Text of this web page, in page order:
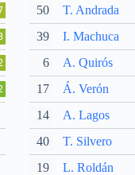
50 T. Andrada
39 I. Machuca
6 A. Quirós
17
Á. Verón
14
A. Lagos
40
T. Silvero
19
L. Roldán